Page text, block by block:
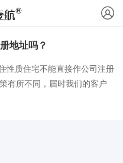
地址吗？
性质住宅不能直接作公司注册
有所不同，届时我们的客户